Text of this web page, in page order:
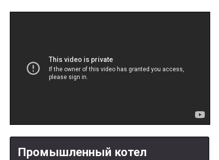
Промышленный котел